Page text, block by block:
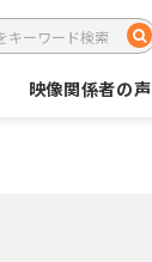
映像関係者の声